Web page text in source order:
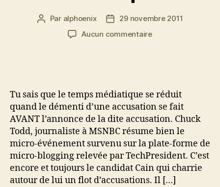
Auteur
Par alphoenix
Date29 novembre 2011
Aucun commentairesur
Tu sais que le temps médiatique se réduit
quand le démenti d’une accusation se fait
AVANT l’annonce de la dite accusation. Chuck
Todd, journaliste à MSNBC résume bien le
micro-événement survenu sur la plate-forme de
micro-blogging relevée par TechPresident. C’est
encore et toujours le candidat Cain qui charrie
autour de lui un flot d’accusations. Il […]